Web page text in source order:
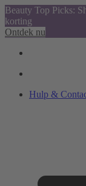
Beauty Top Picks:
korting
Ontdek nu
Hulp &